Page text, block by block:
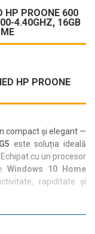
HP PROONE 600
4.40GHZ, 16GB
HP PROONE
compact și elegant —
este soluția ideală
cu un procesor
Windows 10 Home
rapiditate și
COMPACTĂ